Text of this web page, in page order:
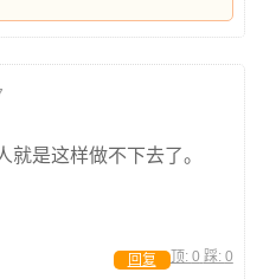
就是这样做不下去了。
顶: 0 踩: 0
回复